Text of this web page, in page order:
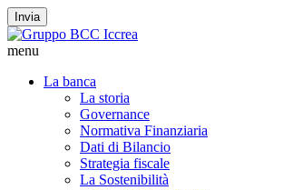
Invia
menu
La banca
La storia
Governance
Normativa Finanziaria
Dati di Bilancio
Strategia fiscale
La Sostenibilità